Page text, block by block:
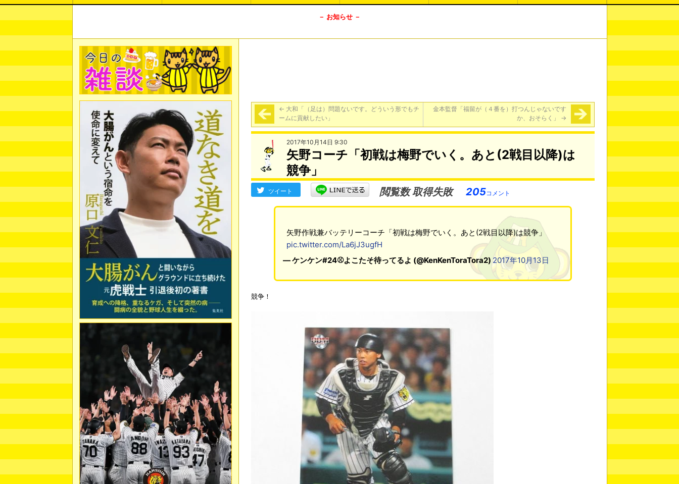
－ お知らせ －
← 大和「（足は）問題ないです。どういう形でもチ
ームに貢献したい」
金本監督「福留が（４番を）打つんじゃないです
か、おそらく」 →
2017年10月14日 9:30
矢野コーチ「初戦は梅野でいく。あと(2戦目以降)は
競争」
ツイート 閲覧数 取得失敗 205コメント
矢野作戦兼バッテリーコーチ「初戦は梅野でいく。あと(2戦目以降)は競争」
pic.twitter.com/La6jJ3ugfH
— ケンケン#24⚾よこたそ待ってるよ (@KenKenToraTora2) 2017年10月13日
競争！